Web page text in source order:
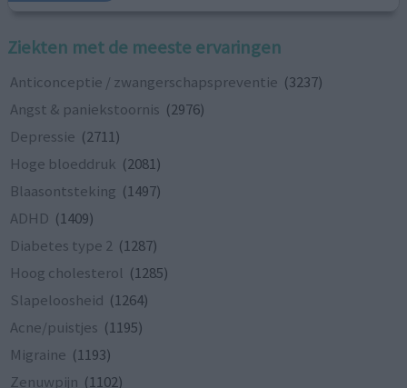
Ziekten met de meeste ervaringen
Anticonceptie / zwangerschapspreventie (3237)
Angst & paniekstoornis (2976)
Depressie (2711)
Hoge bloeddruk (2081)
Blaasontsteking (1497)
ADHD (1409)
Diabetes type 2 (1287)
Hoog cholesterol (1285)
Slapeloosheid (1264)
Acne/puistjes (1195)
Migraine (1193)
Zenuwpijn (1102)